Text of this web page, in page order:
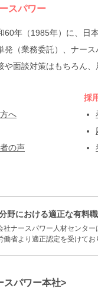
スパワー
60年（1985年）に、
発（業務委託）、ナー
や面談対策はもちろん
へ
の声
採
野における適正な有料
社ナースパワー人材センター
働省より適正認定を受けてお
スパワー本社>